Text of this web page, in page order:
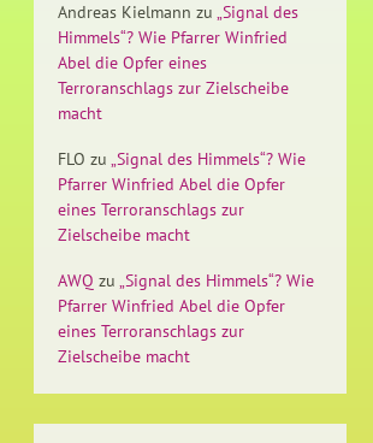
Andreas Kielmann zu „Signal des
Himmels“? Wie Pfarrer Winfried
Abel die Opfer eines
Terroranschlags zur Zielscheibe
macht
FLO zu „Signal des Himmels“? Wie
Pfarrer Winfried Abel die Opfer
eines Terroranschlags zur
Zielscheibe macht
AWQ zu „Signal des Himmels“? Wie
Pfarrer Winfried Abel die Opfer
eines Terroranschlags zur
Zielscheibe macht